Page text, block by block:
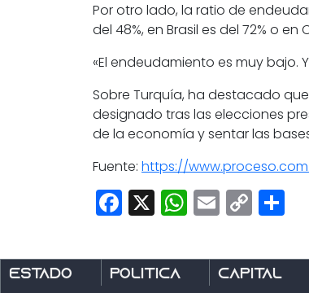
Por otro lado, la ratio de
del 48%, en Brasil es del 72% o en
«El endeudamiento es muy bajo.
Sobre Turquía, ha destacado
designado tras las elecciones
de la economía y sentar las
Fuente: https://
Facebook
X WhatsApp
Email
Copy
Link
Estado Política Capital